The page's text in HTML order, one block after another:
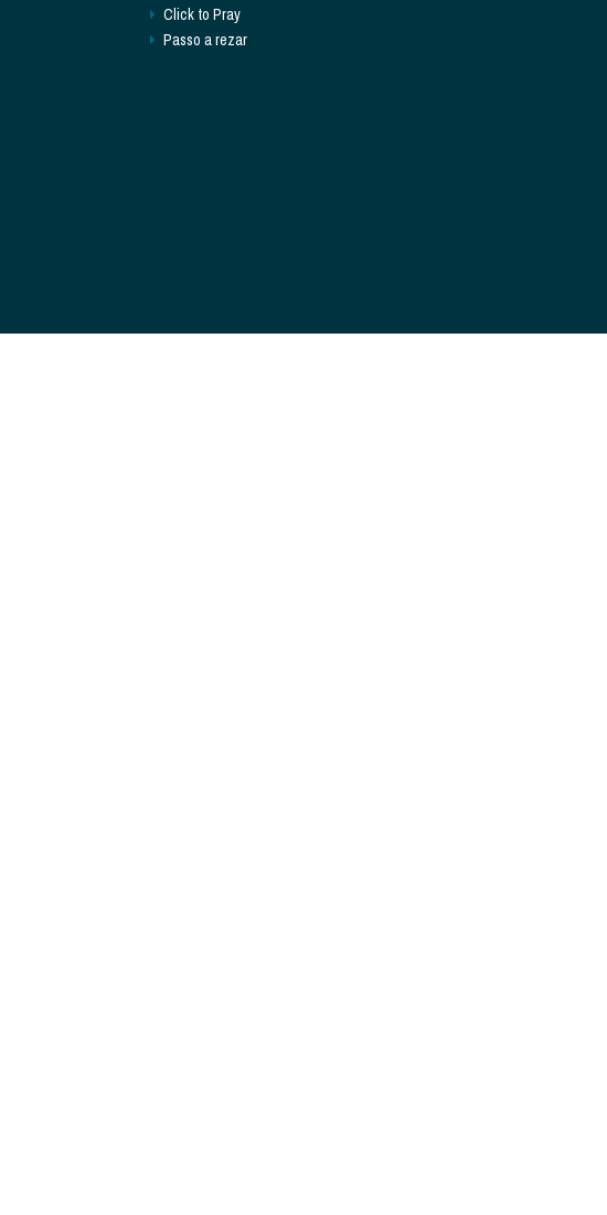
Click to Pray
Passo a rezar